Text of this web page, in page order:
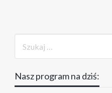
Nasz program na dziś: